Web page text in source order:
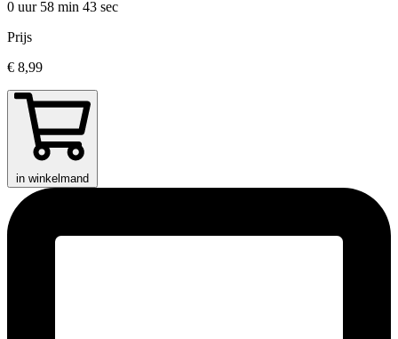
0 uur 58 min 43 sec
Prijs
€ 8,99
in winkelmand